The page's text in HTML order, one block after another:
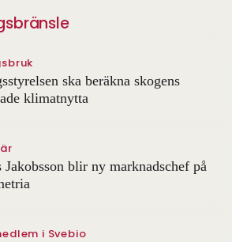
ska beräkna skogens
klimatnytta
Jakobsson blir ny marknadschef på
i Svebio